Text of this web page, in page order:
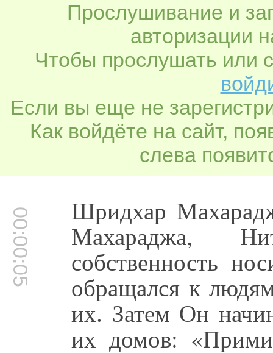
Прослушивание и
авторизации
Чтобы прослушать или
Если вы еще не
Как войдёте на сайт,
слева
00:00:05 Шридхар
Махараджа,
собственность
обращался к
их. Затем Он
их домов: